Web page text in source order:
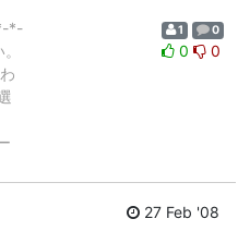
*-
1 0
0 0
27 Feb '08